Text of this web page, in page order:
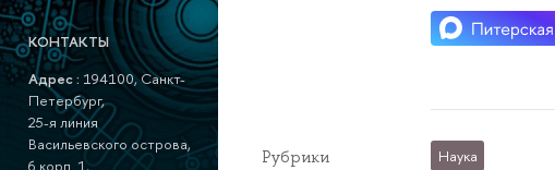
КОНТАКТЫ
Адрес : 194100, Санкт-
Петербург,
25-я линия
Васильевского острова,
6 корп. 1,
Рубрики Наука